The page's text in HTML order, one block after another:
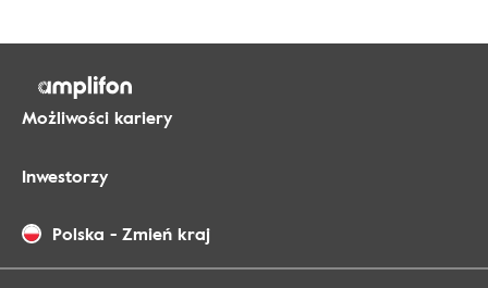
Możliwości kariery
Inwestorzy
Polska - Zmień kraj